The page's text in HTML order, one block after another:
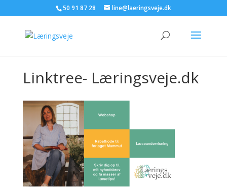
50 91 87 28 line@laeringsveje.dk
Linktree- Læringsveje.dk